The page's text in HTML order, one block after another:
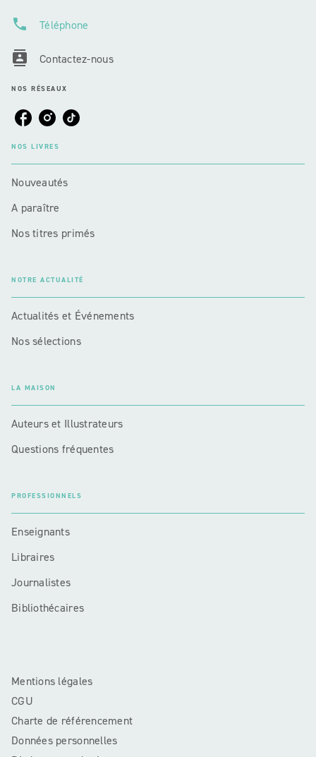
phone Téléphone
contacts Contactez-nous
NOS RÉSEAUX
NOS LIVRES
Nouveautés
A paraître
Nos titres primés
NOTRE ACTUALITÉ
Actualités et Événements
Nos sélections
LA MAISON
Auteurs et Illustrateurs
Questions fréquentes
PROFESSIONNELS
Enseignants
Libraires
Journalistes
Bibliothécaires
Mentions légales
CGU
Charte de référencement
Données personnelles